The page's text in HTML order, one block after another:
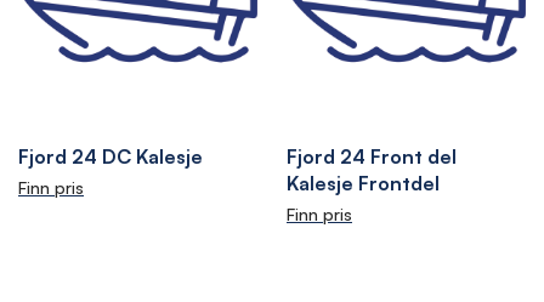
Fjord 24 DC Kalesje
Finn pris
Fjord 24 Front del
Kalesje Frontdel
Finn pris